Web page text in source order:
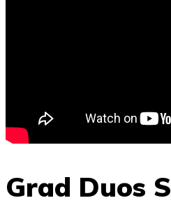
Grad Duos S